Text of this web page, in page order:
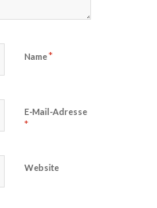
Name*
E-Mail-Adresse
*
Website